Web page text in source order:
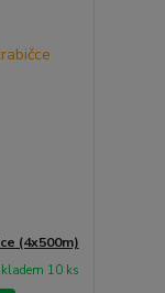
(4x500m)
10 ks